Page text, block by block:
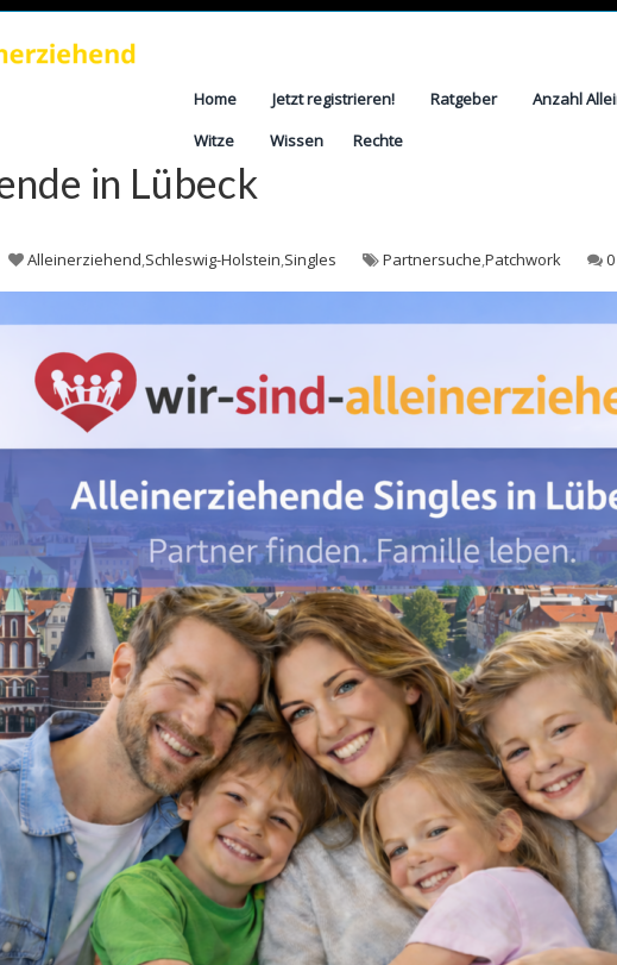
Home Jetzt registrieren! Ratgeber Anzahl
Witze
Wissen Rechte
in Lübeck
Alleinerziehend,Schleswig-Holstein,Singles Partnersuche,Patchwork